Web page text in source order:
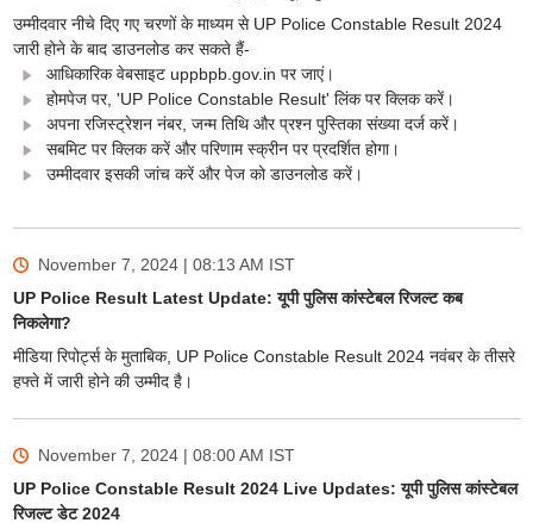
उम्मीदवार नीचे दिए गए चरणों के माध्यम से UP Police Constable Result 2024
जारी होने के बाद डाउनलोड कर सकते हैं-
आधिकारिक वेबसाइट uppbpb.gov.in पर जाएं।
होमपेज पर, 'UP Police Constable Result' लिंक पर क्लिक करें।
अपना रजिस्ट्रेशन नंबर, जन्म तिथि और प्रश्न पुस्तिका संख्या दर्ज करें।
सबमिट पर क्लिक करें और परिणाम स्क्रीन पर प्रदर्शित होगा।
उम्मीदवार इसकी जांच करें और पेज को डाउनलोड करें।
November 7, 2024 | 08:13 AM IST
UP Police Result Latest Update: यूपी पुलिस कांस्टेबल रिजल्ट कब
निकलेगा?
मीडिया रिपोर्ट्स के मुताबिक, UP Police Constable Result 2024 नवंबर के तीसरे
हफ्ते में जारी होने की उम्मीद है।
November 7, 2024 | 08:00 AM IST
UP Police Constable Result 2024 Live Updates: यूपी पुलिस कांस्टेबल
रिजल्ट डेट 2024